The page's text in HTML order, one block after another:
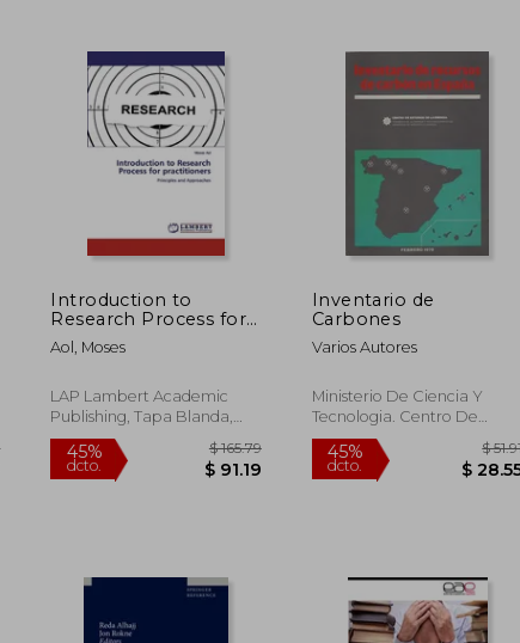
$ 22.62
$ 12.44
15% $ 25.66
$ 21.81
Introduction to
Research Process for
practitioners (en
Inglés)
Aol, Moses
LAP Lambert Academic
Publishing, Tapa Blanda,
Nuevo
Inventario de
Carbones
Varios Autores
Ministerio De Ciencia Y
Tecnologia. Centro De
Publicaciones, Tapa Blanda,
Usado